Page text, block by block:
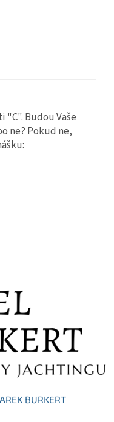
Budou Vaše
ne? Pokud ne,
BURKERT